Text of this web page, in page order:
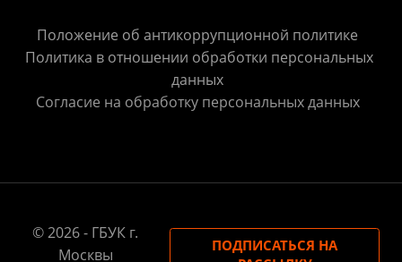
Положение об антикоррупционной политике
Политика в отношении обработки персональных
данных
Согласие на обработку персональных данных
© 2026 - ГБУК г.
Москвы
ПОДПИСАТЬСЯ НА